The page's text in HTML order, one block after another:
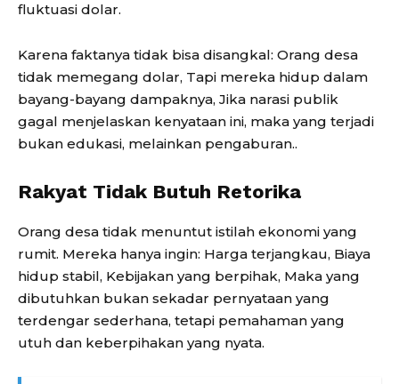
fluktuasi dolar.
Karena faktanya tidak bisa disangkal: Orang desa
tidak memegang dolar, Tapi mereka hidup dalam
bayang-bayang dampaknya, Jika narasi publik
gagal menjelaskan kenyataan ini, maka yang terjadi
bukan edukasi, melainkan pengaburan..
Rakyat Tidak Butuh Retorika
Orang desa tidak menuntut istilah ekonomi yang
rumit. Mereka hanya ingin: Harga terjangkau, Biaya
hidup stabil, Kebijakan yang berpihak, Maka yang
dibutuhkan bukan sekadar pernyataan yang
terdengar sederhana, tetapi pemahaman yang
utuh dan keberpihakan yang nyata.